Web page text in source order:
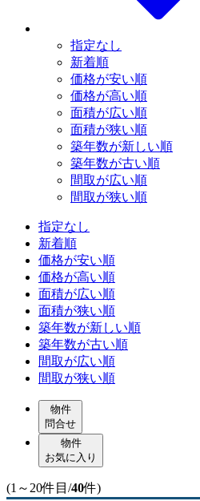
指定なし
新着順
価格が安い順
価格が高い順
面積が広い順
面積が狭い順
築年数が新しい順
築年数が古い順
間取が広い順
間取が狭い順
指定なし
新着順
価格が安い順
価格が高い順
面積が広い順
面積が狭い順
築年数が新しい順
築年数が古い順
間取が広い順
間取が狭い順
物件
問合せ
物件
お気に入り
(1～20件目/40件)